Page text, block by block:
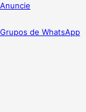
Anuncie
Grupos de WhatsApp